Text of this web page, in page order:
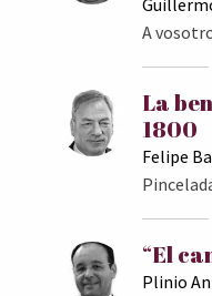
A
La
1800
Felipe
“El
Plinio